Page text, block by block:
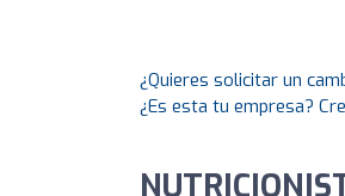
¿Quieres solicitar un
¿Es esta tu empresa?